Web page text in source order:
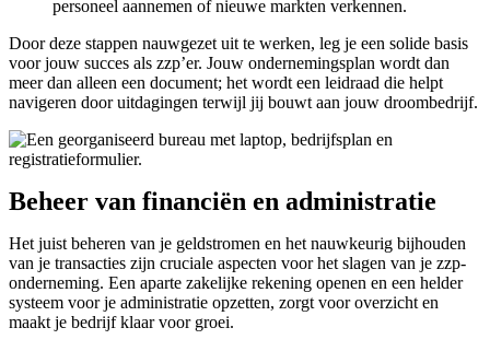
personeel aannemen of nieuwe markten verkennen.
Door deze stappen nauwgezet uit te werken, leg je een solide basis
voor jouw succes als zzp’er. Jouw ondernemingsplan wordt dan
meer dan alleen een document; het wordt een leidraad die helpt
navigeren door uitdagingen terwijl jij bouwt aan jouw droombedrijf.
Beheer van financiën en administratie
Het juist beheren van je geldstromen en het nauwkeurig bijhouden
van je transacties zijn cruciale aspecten voor het slagen van je zzp-
onderneming. Een aparte zakelijke rekening openen en een helder
systeem voor je administratie opzetten, zorgt voor overzicht en
maakt je bedrijf klaar voor groei.